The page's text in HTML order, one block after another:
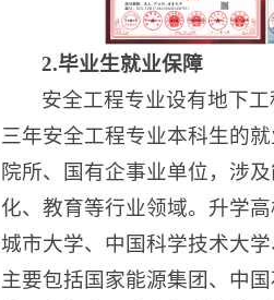
2.毕业生就业保障
安全工程专业设有地下
三年安全工程专业本科生的
院所、国有企事业单位，涉
化、教育等行业领域。升学
城市大学、中国科学技术大
主要包括国家能源集团、中